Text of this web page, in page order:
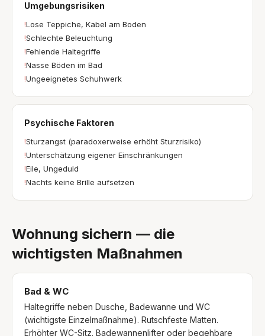
Umgebungsrisiken
!Lose Teppiche, Kabel am Boden
!Schlechte Beleuchtung
!Fehlende Haltegriffe
!Nasse Böden im Bad
!Ungeeignetes Schuhwerk
Psychische Faktoren
!Sturzangst (paradoxerweise erhöht Sturzrisiko)
!Unterschätzung eigener Einschränkungen
!Eile, Ungeduld
!Nachts keine Brille aufsetzen
Wohnung sichern — die
wichtigsten Maßnahmen
Bad & WC
Haltegriffe neben Dusche, Badewanne und WC
(wichtigste Einzelmaßnahme). Rutschfeste Matten.
Erhöhter WC-Sitz. Badewannenlifter oder begehbare